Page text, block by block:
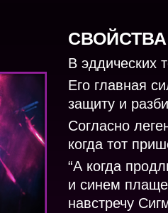
В эддических
Его главная
защиту и
Согласно
когда тот
“А когда
и синем
навстречу